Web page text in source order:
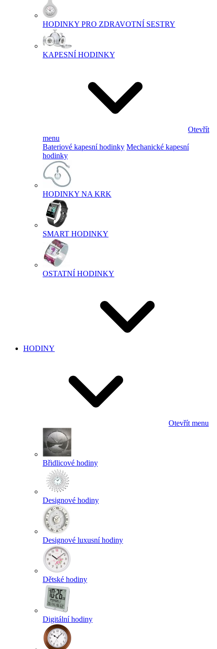
HODINKY PRO ZDRAVOTNÍ SESTRY
KAPESNÍ HODINKY
Otevřít
menu
Bateriové kapesní hodinky Mechanické kapesní
hodinky
HODINKY NA KRK
SMART HODINKY
OSTATNÍ HODINKY
HODINY
Otevřít menu
Břidlicové hodiny
Designové hodiny
Designové luxusní hodiny
Dětské hodiny
Digitální hodiny